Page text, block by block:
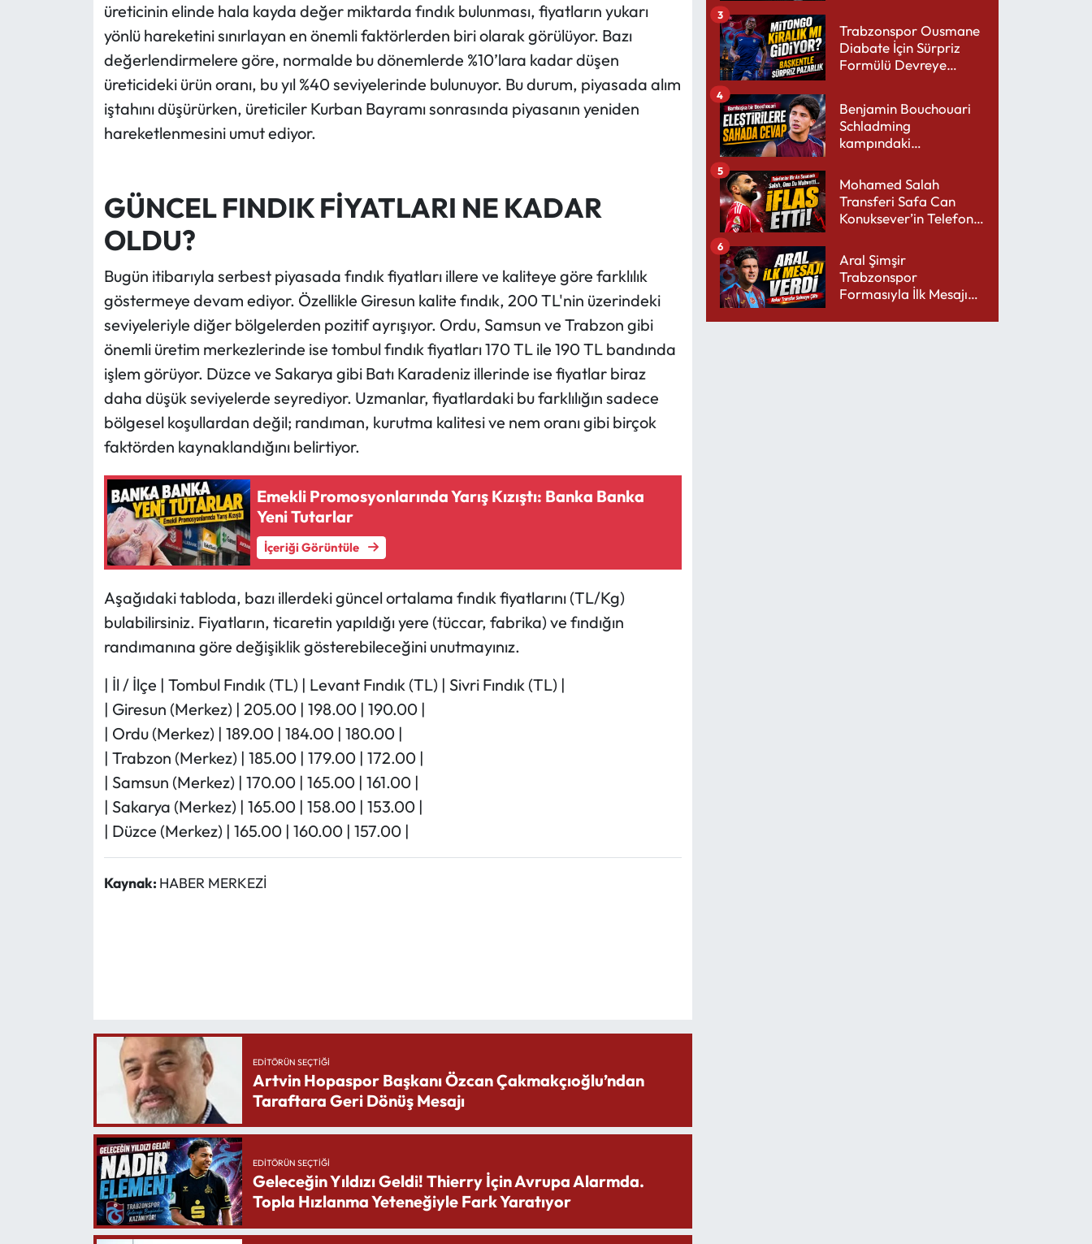
üreticinin elinde hala kayda değer miktarda fındık bulunması, fiyatların yukarı
yönlü hareketini sınırlayan en önemli faktörlerden biri olarak görülüyor. Bazı
değerlendirmelere göre, normalde bu dönemlerde %10’lara kadar düşen
üreticideki ürün oranı, bu yıl %40 seviyelerinde bulunuyor. Bu durum, piyasada alım
iştahını düşürürken, üreticiler Kurban Bayramı sonrasında piyasanın yeniden
hareketlenmesini umut ediyor.
GÜNCEL FINDIK FİYATLARI NE KADAR
OLDU?
Bugün itibarıyla serbest piyasada fındık fiyatları illere ve kaliteye göre farklılık
göstermeye devam ediyor. Özellikle Giresun kalite fındık, 200 TL'nin üzerindeki
seviyeleriyle diğer bölgelerden pozitif ayrışıyor. Ordu, Samsun ve Trabzon gibi
önemli üretim merkezlerinde ise tombul fındık fiyatları 170 TL ile 190 TL bandında
işlem görüyor. Düzce ve Sakarya gibi Batı Karadeniz illerinde ise fiyatlar biraz
daha düşük seviyelerde seyrediyor. Uzmanlar, fiyatlardaki bu farklılığın sadece
bölgesel koşullardan değil; randıman, kurutma kalitesi ve nem oranı gibi birçok
faktörden kaynaklandığını belirtiyor.
Emekli Promosyonlarında Yarış Kızıştı: Banka Banka
Yeni Tutarlar
İçeriği Görüntüle
Aşağıdaki tabloda, bazı illerdeki güncel ortalama fındık fiyatlarını (TL/Kg)
bulabilirsiniz. Fiyatların, ticaretin yapıldığı yere (tüccar, fabrika) ve fındığın
randımanına göre değişiklik gösterebileceğini unutmayınız.
| İl / İlçe | Tombul Fındık (TL) | Levant Fındık (TL) | Sivri Fındık (TL) |
| Giresun (Merkez) | 205.00 | 198.00 | 190.00 |
| Ordu (Merkez) | 189.00 | 184.00 | 180.00 |
| Trabzon (Merkez) | 185.00 | 179.00 | 172.00 |
| Samsun (Merkez) | 170.00 | 165.00 | 161.00 |
| Sakarya (Merkez) | 165.00 | 158.00 | 153.00 |
| Düzce (Merkez) | 165.00 | 160.00 | 157.00 |
Kaynak: HABER MERKEZİ
EDITÖRÜN SEÇTIĞI
Artvin Hopaspor Başkanı Özcan Çakmakçıoğlu’ndan
Taraftara Geri Dönüş Mesajı
EDITÖRÜN SEÇTIĞI
Geleceğin Yıldızı Geldi! Thierry İçin Avrupa Alarmda.
Topla Hızlanma Yeteneğiyle Fark Yaratıyor
Yakışır
Trabzonspor Ousmane
Diabate İçin Sürpriz
Formülü Devreye
3
Benjamin Bouchouari
Schladming
kampındaki
4
Mohamed Salah
Transferi Safa Can
Konuksever’in Telefon
5
Aral Şimşir
Trabzonspor
Formasıyla İlk Mesajını
6